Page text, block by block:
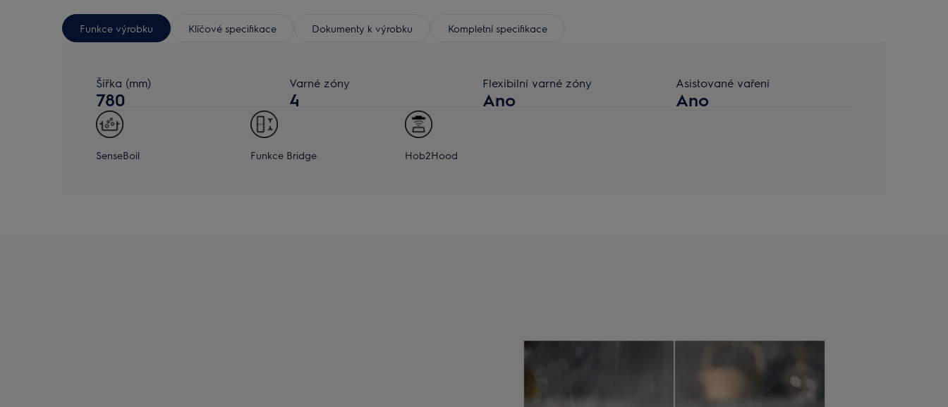
Funkce výrobku Klíčové specifikace Dokumenty k výrobku Kompletní specifikace
Šířka (mm)
780
Varné zóny
4
Flexibilní varné zóny
Ano
Asistované vaření
Ano
SenseBoil Funkce Bridge Hob2Hood